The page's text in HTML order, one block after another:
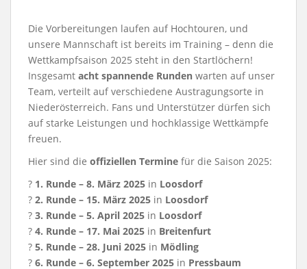
Die Vorbereitungen laufen auf Hochtouren, und
unsere Mannschaft ist bereits im Training – denn die
Wettkampfsaison 2025 steht in den Startlöchern!
Insgesamt acht spannende Runden warten auf unser
Team, verteilt auf verschiedene Austragungsorte in
Niederösterreich. Fans und Unterstützer dürfen sich
auf starke Leistungen und hochklassige Wettkämpfe
freuen.
Hier sind die offiziellen Termine für die Saison 2025:
? 1. Runde – 8. März 2025 in Loosdorf
? 2. Runde – 15. März 2025 in Loosdorf
? 3. Runde – 5. April 2025 in Loosdorf
? 4. Runde – 17. Mai 2025 in Breitenfurt
? 5. Runde – 28. Juni 2025 in Mödling
? 6. Runde – 6. September 2025 in Pressbaum